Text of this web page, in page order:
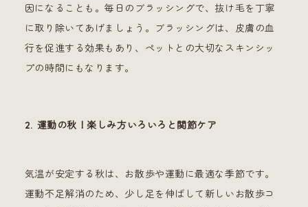
因になることも。毎日のブラッシングで、抜け毛を丁寧
に取り除いてあげましょう。ブラッシングは、皮膚の血
行を促進する効果もあり、ペットとの大切なスキンシッ
プの時間にもなります。
2. 運動の秋！楽しみ方いろいろと関節ケア
気温が安定する秋は、お散歩や運動に最適な季節です。
運動不足解消のため、少し足を伸ばして新しいお散歩コ